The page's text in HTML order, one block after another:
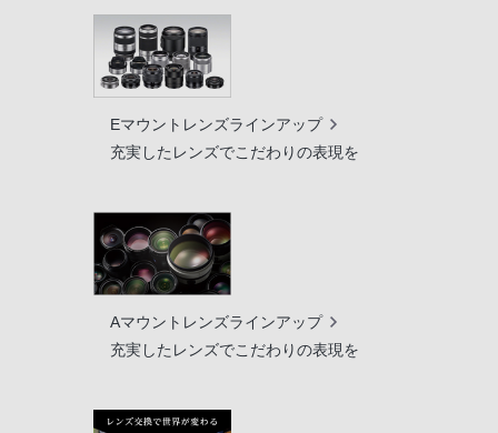
Eマウントレンズラインアップ
充実したレンズでこだわりの表現を
Aマウントレンズラインアップ
充実したレンズでこだわりの表現を